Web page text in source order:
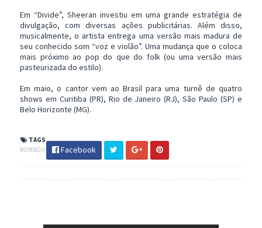
Em “Divide”, Sheeran investiu em uma grande estratégia de
divulgação, com diversas ações publicitárias. Além disso,
musicalmente, o artista entrega uma versão mais madura de
seu conhecido som “voz e violão”. Uma mudança que o coloca
mais próximo ao pop do que do folk (ou uma versão mais
pasteurizada do estilo).
Em maio, o cantor vem ao Brasil para uma turnê de quatro
shows em Curitiba (PR), Rio de Janeiro (RJ), São Paulo (SP) e
Belo Horizonte (MG).
TAGS
BOMBOU
Facebook